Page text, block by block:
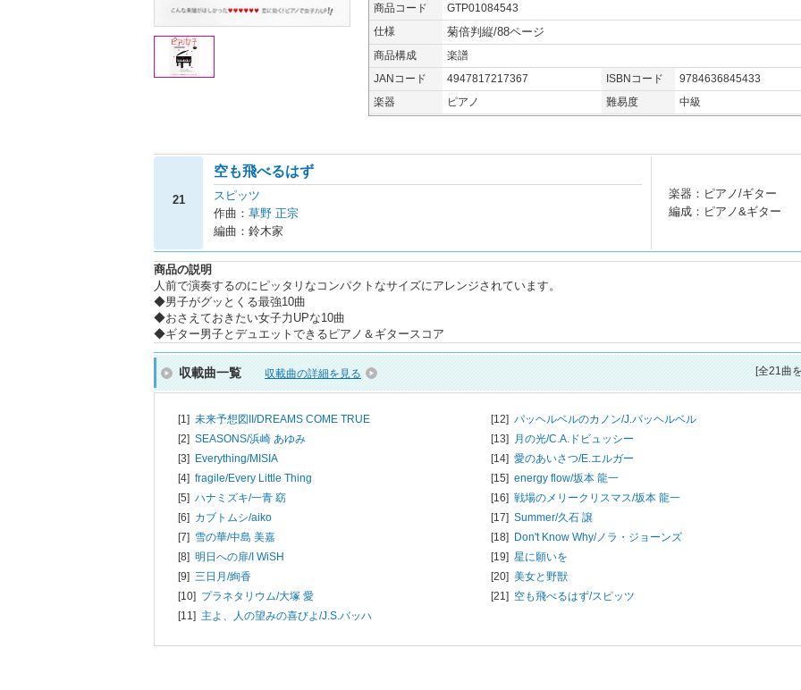
商品コード
GTP01084543
仕様
菊倍判縦/88ページ
商品構成
楽譜
JANコード
4947817217367 ISBNコード
9784636845433
楽器
ピアノ 難易度 中級
21
空も飛べるはず
スピッツ
作曲： 草野 正宗
編曲：鈴木家
楽器：ピアノ/ギター
編成：ピアノ&ギター
商品の説明
人前で演奏するのにピッタリなコンパクトなサイズにアレンジされています。
◆男子がグッとくる最強10曲
◆おさえておきたい女子力UPな10曲
◆ギター男子とデュエットできるピアノ＆ギタースコア
収載曲一覧 収載曲の詳細を見る [全21曲
[1] 未来予想図II/DREAMS COME TRUE
[2] SEASONS/浜崎 あゆみ
[3] Everything/MISIA
[4] fragile/Every Little Thing
[5] ハナミズキ/一青 窈
[6] カブトムシ/aiko
[7] 雪の華/中島 美嘉
[8] 明日への扉/I WiSH
[9] 三日月/絢香
[10] プラネタリウム/大塚 愛
[11] 主よ、人の望みの喜びよ/J.S.バッハ
[12] パッヘルベルのカノン/J.パッヘルベル
[13] 月の光/C.A.ドビュッシー
[14] 愛のあいさつ/E.エルガー
[15] energy flow/坂本 龍一
[16] 戦場のメリークリスマス/坂本 龍一
[17] Summer/久石 譲
[18] Don't Know Why/ノラ・ジョーンズ
[19] 星に願いを
[20] 美女と野獣
[21] 空も飛べるはず/スピッツ